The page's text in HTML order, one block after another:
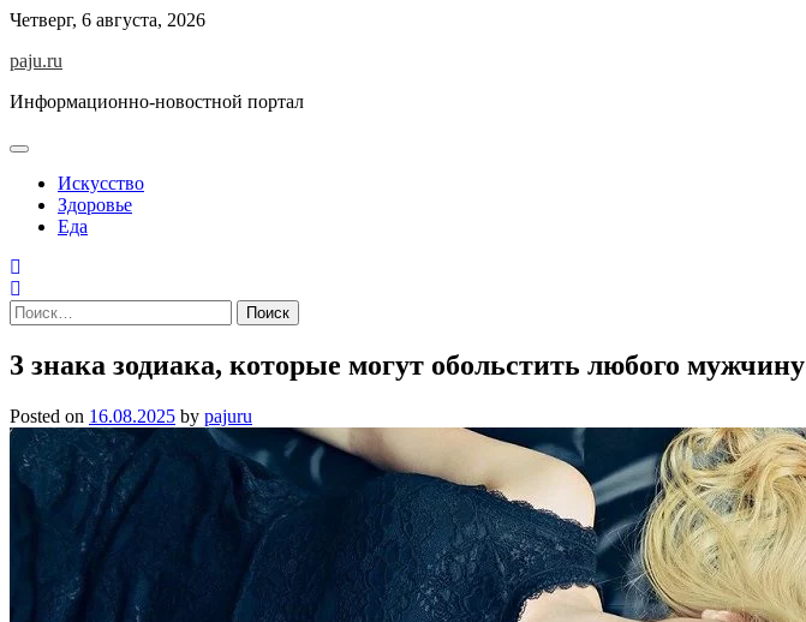
Skip
content
Четверг, 6 августа, 2026
paju.ru
Информационно-новостной портал
Искусство
Здоровье
Еда
Найти:
3 знака зодиака, которые могут обольстить любого мужчину
Posted on 16.08.2025 by pajuru